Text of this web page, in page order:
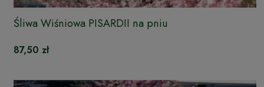
Śliwa Wiśniowa PISARDII na pniu
87,50 zł